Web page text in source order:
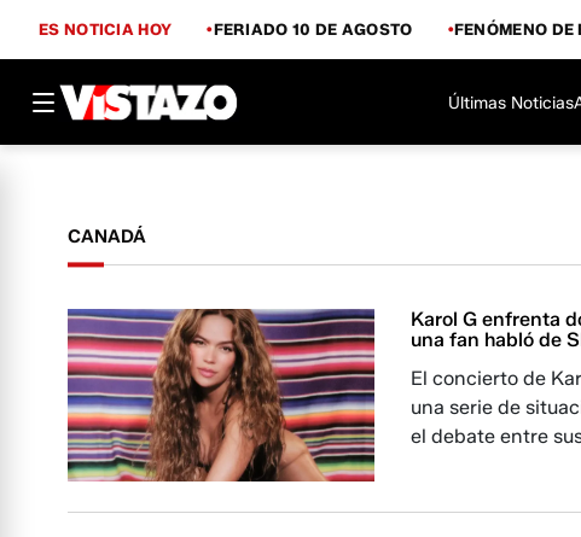
ES NOTICIA HOY FERIADO 10 DE AGOSTO FENÓMENO DE
Últimas Noticias
CANADÁ
Karol G enfrenta
una fan habló de
El concierto de
una serie de
el debate entre